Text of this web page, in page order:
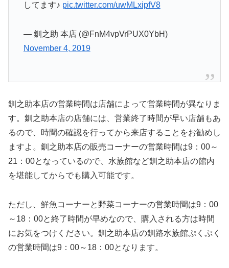
してます♪ pic.twitter.com/uwMLxipfV8
— 釧之助 本店 (@FnM4vpVrPUX0YbH)
November 4, 2019
釧之助本店の営業時間は店舗によって営業時間が異なりま
す。釧之助本店の店舗には、営業終了時間が早い店舗もあ
るので、時間の確認を行ってから来店することをお勧めし
ますよ。釧之助本店の販売コーナーの営業時間は9：00～
21：00となっているので、水族館など釧之助本店の館内
を堪能してからでも購入可能です。
ただし、鮮魚コーナーと野菜コーナーの営業時間は9：00
～18：00と終了時間が早めなので、購入される方は時間
にお気をつけください。釧之助本店の釧路水族館ぷくぷく
の営業時間は9：00～18：00となります。